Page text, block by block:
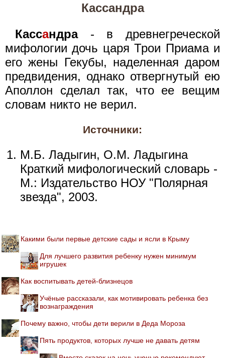
Кассандра
Кассандра- в древнегреческой
мифологии дочь царя Трои Приама и
его жены Гекубы, наделенная даром
предвидения, однако отвергнутый ею
Аполлон сделал так, что ее вещим
словам никто не верил.
Источники:
М.Б. Ладыгин, О.М. Ладыгина
Краткий мифологический словарь -
М.: Издательство НОУ "Полярная
звезда", 2003.
Какими были первые детские сады и ясли в Крыму
Для лучшего развития ребенку нужен минимум
игрушек
Как воспитывать детей-близнецов
Учёные рассказали, как мотивировать ребенка без
вознаграждения
Почему важно, чтобы дети верили в Деда Мороза
Пять продуктов, которых лучше не давать детям